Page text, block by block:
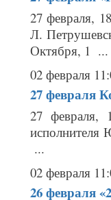
27 февраля,
Л.
Октября, 1 ...
02 февраля
27 февраля
27 февраля,
...
02 февраля
26 февраля